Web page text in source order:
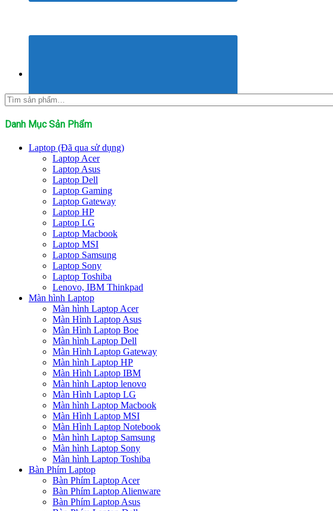
Tìm
kiếm:
Danh Mục Sản Phẩm
Laptop (Đã qua sử dụng)
Laptop Acer
Laptop Asus
Laptop Dell
Laptop Gaming
Laptop Gateway
Laptop HP
Laptop LG
Laptop Macbook
Laptop MSI
Laptop Samsung
Laptop Sony
Laptop Toshiba
Lenovo, IBM Thinkpad
Màn hình Laptop
Màn hình Laptop Acer
Màn Hình Laptop Asus
Màn Hình Laptop Boe
Màn hình Laptop Dell
Màn Hình Laptop Gateway
Màn hình Laptop HP
Màn Hình Laptop IBM
Màn hình Laptop lenovo
Màn Hình Laptop LG
Màn hình Laptop Macbook
Màn Hình Laptop MSI
Màn Hình Laptop Notebook
Màn hình Laptop Samsung
Màn hình Laptop Sony
Màn hình Laptop Toshiba
Bàn Phím Laptop
Bàn Phím Laptop Acer
Bàn Phím Laptop Alienware
Bàn Phím Laptop Asus